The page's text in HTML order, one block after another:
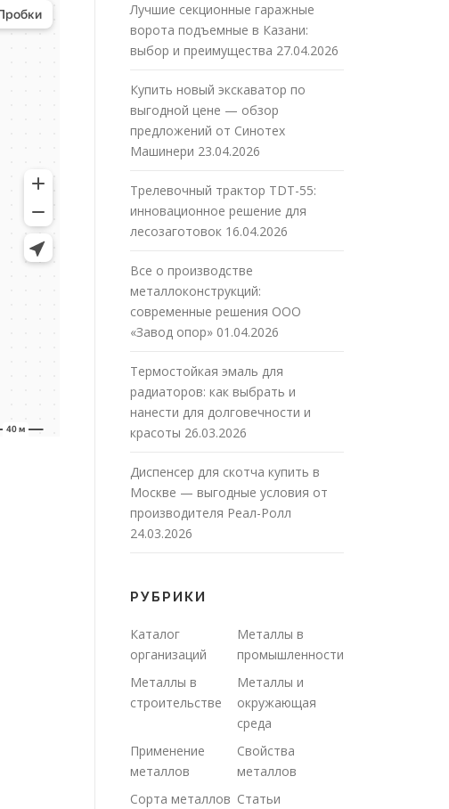
Лучшие секционные гаражные
ворота подъемные в Казани:
выбор и преимущества 27.04.2026
Купить новый экскаватор по
выгодной цене — обзор
предложений от Синотех
Машинери 23.04.2026
Трелевочный трактор TDT-55:
инновационное решение для
лесозаготовок 16.04.2026
Все о производстве
металлоконструкций:
современные решения ООО
«Завод опор» 01.04.2026
Термостойкая эмаль для
радиаторов: как выбрать и
нанести для долговечности и
красоты 26.03.2026
Диспенсер для скотча купить в
Москве — выгодные условия от
производителя Реал-Ролл
24.03.2026
РУБРИКИ
Каталог
организаций
Металлы в
промышленности
Металлы в
строительстве
Металлы и
окружающая
среда
Применение
металлов
Свойства
металлов
Сорта металлов Статьи